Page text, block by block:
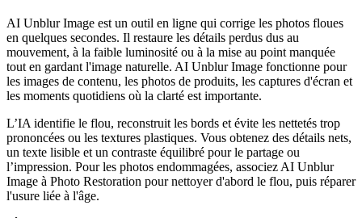
AI Unblur Image est un outil en ligne qui corrige les photos floues
en quelques secondes. Il restaure les détails perdus dus au
mouvement, à la faible luminosité ou à la mise au point manquée
tout en gardant l'image naturelle. AI Unblur Image fonctionne pour
les images de contenu, les photos de produits, les captures d'écran et
les moments quotidiens où la clarté est importante.
L’IA identifie le flou, reconstruit les bords et évite les nettetés trop
prononcées ou les textures plastiques. Vous obtenez des détails nets,
un texte lisible et un contraste équilibré pour le partage ou
l’impression. Pour les photos endommagées, associez AI Unblur
Image à Photo Restoration pour nettoyer d'abord le flou, puis réparer
l'usure liée à l'âge.